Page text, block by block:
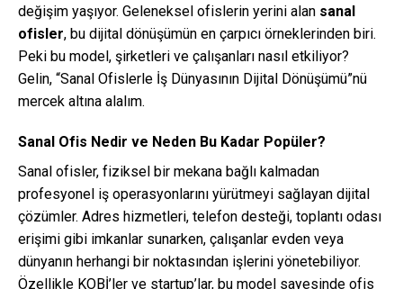
değişim yaşıyor. Geleneksel ofislerin yerini alan sanal
ofisler, bu dijital dönüşümün en çarpıcı örneklerinden biri.
Peki bu model, şirketleri ve çalışanları nasıl etkiliyor?
Gelin, “Sanal Ofislerle İş Dünyasının Dijital Dönüşümü”nü
mercek altına alalım.
Sanal Ofis Nedir ve Neden Bu Kadar Popüler?
Sanal ofisler, fiziksel bir mekana bağlı kalmadan
profesyonel iş operasyonlarını yürütmeyi sağlayan dijital
çözümler. Adres hizmetleri, telefon desteği, toplantı odası
erişimi gibi imkanlar sunarken, çalışanlar evden veya
dünyanın herhangi bir noktasından işlerini yönetebiliyor.
Özellikle KOBİ’ler ve startup’lar, bu model sayesinde ofis